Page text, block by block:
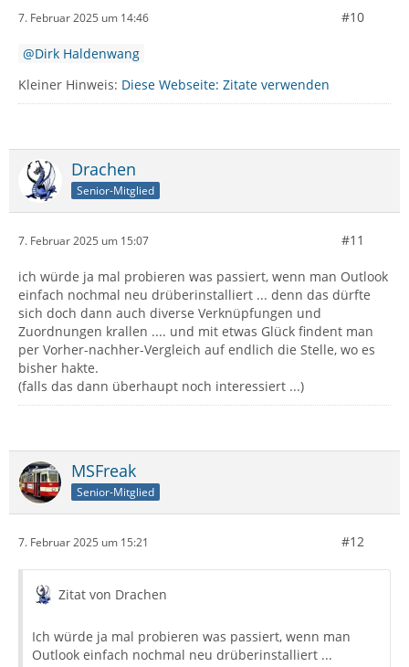
7. Februar 2025 um 14:46 #10
Dirk Haldenwang
Kleiner Hinweis: Diese Webseite: Zitate verwenden
Drachen
Senior-Mitglied
7. Februar 2025 um 15:07 #11
ich würde ja mal probieren was passiert, wenn man Outlook
einfach nochmal neu drüberinstalliert ... denn das dürfte
sich doch dann auch diverse Verknüpfungen und
Zuordnungen krallen .... und mit etwas Glück findent man
per Vorher-nachher-Vergleich auf endlich die Stelle, wo es
bisher hakte.
(falls das dann überhaupt noch interessiert ...)
MSFreak
Senior-Mitglied
7. Februar 2025 um 15:21 #12
Zitat von Drachen
Ich würde ja mal probieren was passiert, wenn man
Outlook einfach nochmal neu drüberinstalliert ...